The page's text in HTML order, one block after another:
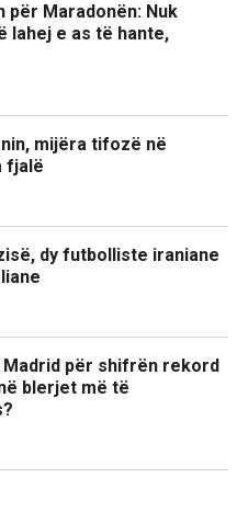
për Maradonën: Nuk
lahej e as të hante,
mijëra tifozë në
fjalë
dy futbolliste iraniane
për shifrën rekord
blerjet më të